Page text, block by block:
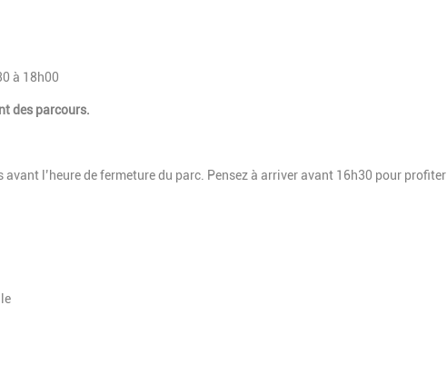
à 18h00
des parcours.
avant l’heure de fermeture du parc. Pensez à arriver avant 16h30 pour profiter